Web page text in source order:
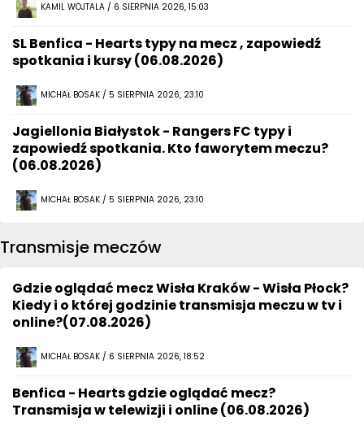
KAMIL WOJTALA / 6 SIERPNIA 2026, 15:03
SL Benfica - Hearts typy na mecz , zapowiedź
spotkania i kursy (06.08.2026)
MICHAŁ BOSAK / 5 SIERPNIA 2026, 23:10
Jagiellonia Białystok - Rangers FC typy i
zapowiedź spotkania. Kto faworytem meczu?
(06.08.2026)
MICHAŁ BOSAK / 5 SIERPNIA 2026, 23:10
Transmisje meczów
Gdzie oglądać mecz Wisła Kraków - Wisła Płock?
Kiedy i o której godzinie transmisja meczu w tv i
online?(07.08.2026)
MICHAŁ BOSAK / 6 SIERPNIA 2026, 18:52
Benfica - Hearts gdzie oglądać mecz?
Transmisja w telewizji i online (06.08.2026)